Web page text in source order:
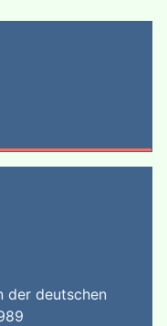
der deutschen